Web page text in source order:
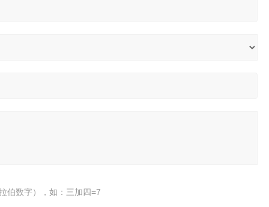
伯数字），如：三加四=7